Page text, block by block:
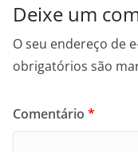
Deixe um
O seu endereço de
obrigatórios são
Comentário *